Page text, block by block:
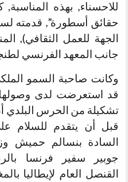
للاحسناء, بهذه المناسبة,
حقائق أسطورة”, قدمته
الجهة للعمل الثقافي),
جانب المعهد الفرنسي
وكانت صاحبة السمو
قد استعرضت لدى
تشكيلة من الحرس البلدي
قبل أن يتقدم للسلام
السادة بنسالم حميش
جوبير سفير فرنسا
القنصل العام لإيطاليا